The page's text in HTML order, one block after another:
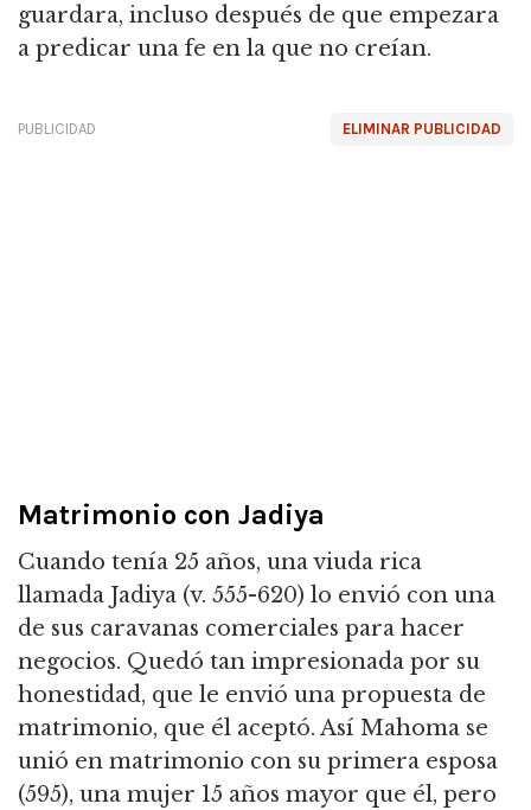
guardara, incluso después de que empezara
a predicar una fe en la que no creían.
ELIMINAR PUBLICIDAD
PUBLICIDAD
Matrimonio con Jadiya
Cuando tenía 25 años, una viuda rica
llamada Jadiya (v. 555-620) lo envió con una
de sus caravanas comerciales para hacer
negocios. Quedó tan impresionada por su
honestidad, que le envió una propuesta de
matrimonio, que él aceptó. Así Mahoma se
unió en matrimonio con su primera esposa
(595), una mujer 15 años mayor que él, pero